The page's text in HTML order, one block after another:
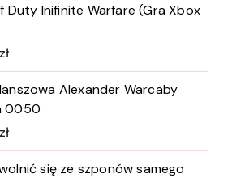
Duty Inifinite Warfare (Gra Xbox
zł
Alexander Warcaby
0050
zł
się ze szponów samego